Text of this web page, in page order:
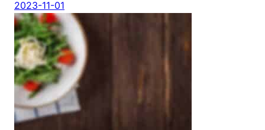
2023-11-01